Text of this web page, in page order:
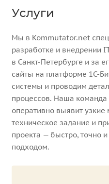
Услуги
Мы в Kommutator.net
разработке и внедрении
в Санкт-Петербурге и за
сайты на платформе 1С-
системы и проводим
процессов. Наша
оперативно выявит узкие
техническое задание и
проекта — быстро, точно
подходом.